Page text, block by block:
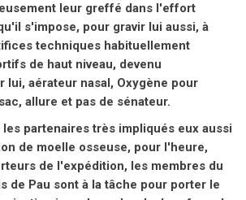
leur greffé dans l'effort
s'impose, pour gravir lui aussi, à
techniques habituellement
de haut niveau, devenu
lui, aérateur nasal, Oxygène pour
allure et pas de sénateur.
partenaires très impliqués eux aussi
de moelle osseuse, pour l'heure,
de l'expédition, les membres du
de Pau sont à la tâche pour porter le